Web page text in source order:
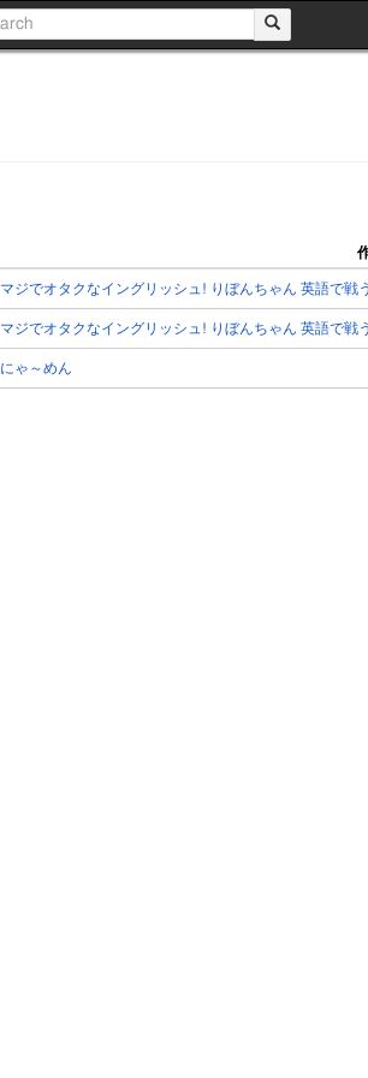
マジでオタクなイングリッシュ! りぼんちゃん 英語で戦
マジでオタクなイングリッシュ! りぼんちゃん 英語で戦
にゃ～めん